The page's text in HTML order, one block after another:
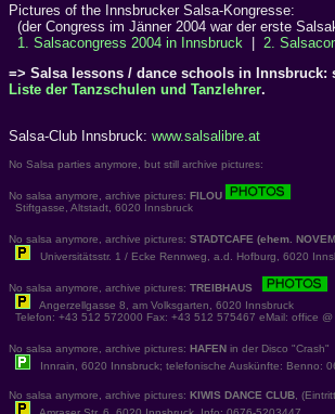
Pictures of the Innsbrucker Salsa-Kongresse:
(der Congress im Jänner 2004 war der erste
1. Salsacongress 2004 in Innsbruck | 2.
=> Salsa lessons / dance schools in Innsbruck:
Liste der Tanzschulen und Tanzlehrer.
Salsa-Club Innsbruck: www.salsalibre.at
No Salsa parties anymore, but still archive pictures:
No salsa anymore, archive pictures: FILOU
Stiftgasse, Altstadt, 6020 Innsbruck
No salsa anymore, archive pictures: STADTCAFE (ehem.
Universitätsstr. 1 / Ecke Rennweg, a.d. Hofburg, 6020
No salsa anymore, archive pictures: TREIBHAUS
Angerzellgasse 8, am Volksgarten, 6020 Innsbruck
Telefon: +43 512 572000 Fax: +43 512 575467 eMail: office
No salsa anymore, archive pictures: HAFEN in der Disco "Crash"
Innrain, 6020 Innsbruck; telefonische Auskünfte: Benno:
No salsa anymore, archive pictures: KIWIS DANCE CLUB ,